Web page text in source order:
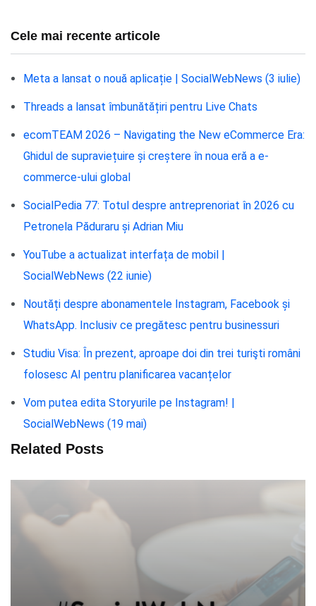
Cele mai recente articole
Meta a lansat o nouă aplicație | SocialWebNews (3 iulie)
Threads a lansat îmbunătățiri pentru Live Chats
ecomTEAM 2026 – Navigating the New eCommerce Era:
Ghidul de supraviețuire și creștere în noua eră a e-
commerce-ului global
SocialPedia 77: Totul despre antreprenoriat în 2026 cu
Petronela Păduraru și Adrian Miu
YouTube a actualizat interfața de mobil |
SocialWebNews (22 iunie)
Noutăți despre abonamentele Instagram, Facebook și
WhatsApp. Inclusiv ce pregătesc pentru businessuri
Studiu Visa: În prezent, aproape doi din trei turişti români
folosesc AI pentru planificarea vacanțelor
Vom putea edita Storyurile pe Instagram! |
SocialWebNews (19 mai)
Related Posts